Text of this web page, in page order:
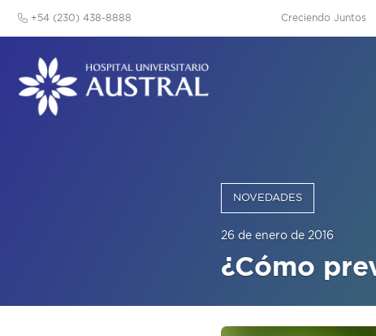
Creciendo Juntos
+54 (230) 438-8888
NOVEDADES
26 de enero de 2016
¿Cómo